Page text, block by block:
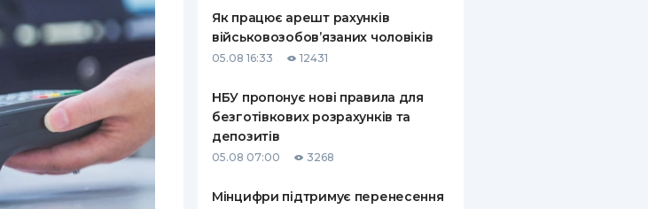
Як працює арешт рахунків
військовозобов’язаних чоловіків
05.08 16:33 12431
НБУ пропонує нові правила для
безготівкових розрахунків та
депозитів
05.08 07:00 3268
Мінцифри підтримує перенесення